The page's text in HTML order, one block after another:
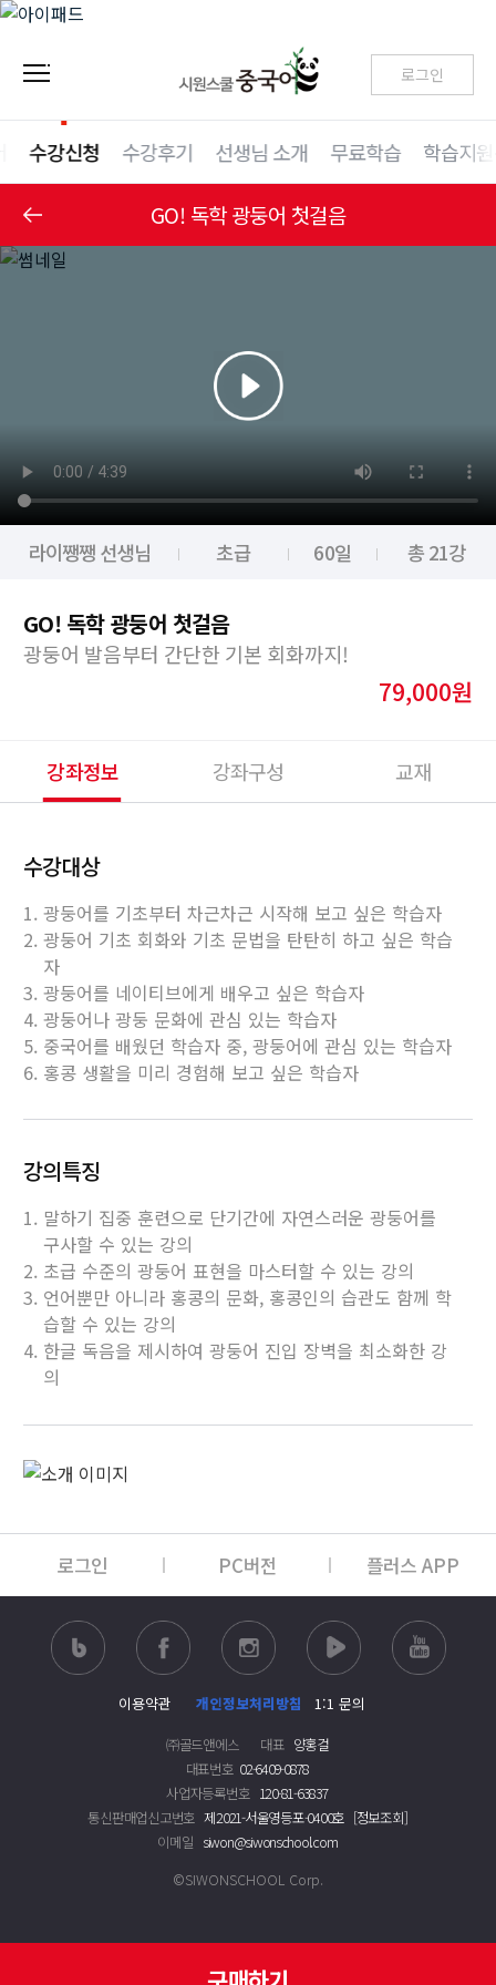
로그인
수강신청 수강후기 선생님 소개 무료학습 학습지
GO! 독학 광둥어 첫걸음
라이쨍쨍 선생님 초급 60일 총 21강
GO! 독학 광둥어 첫걸음
광둥어 발음부터 간단한 기본 회화까지!
79,000원
강좌정보 강좌구성 교재
수강대상
1. 광둥어를 기초부터 차근차근 시작해 보고 싶은 학습자
2. 광둥어 기초 회화와 기초 문법을 탄탄히 하고 싶은 학습
자
3. 광둥어를 네이티브에게 배우고 싶은 학습자
4. 광둥어나 광둥 문화에 관심 있는 학습자
5. 중국어를 배웠던 학습자 중, 광둥어에 관심 있는 학습자
6. 홍콩 생활을 미리 경험해 보고 싶은 학습자
강의특징
1. 말하기 집중 훈련으로 단기간에 자연스러운 광둥어를
구사할 수 있는 강의
2. 초급 수준의 광둥어 표현을 마스터할 수 있는 강의
3. 언어뿐만 아니라 홍콩의 문화, 홍콩인의 습관도 함께 학
습할 수 있는 강의
4. 한글 독음을 제시하여 광둥어 진입 장벽을 최소화한 강
의
로그인 PC버전 플러스 APP
이용약관 개인정보처리방침
1:1 문의
㈜골드앤에스
대표 양홍걸
대표번호 02-6409-0878
사업자등록번호 120-81-63837
통신판매업신고번호 제2021-서울영등포-0400호 [정보조회]
이메일 siwon@siwonschool.com
©SIWONSCHOOL Corp.